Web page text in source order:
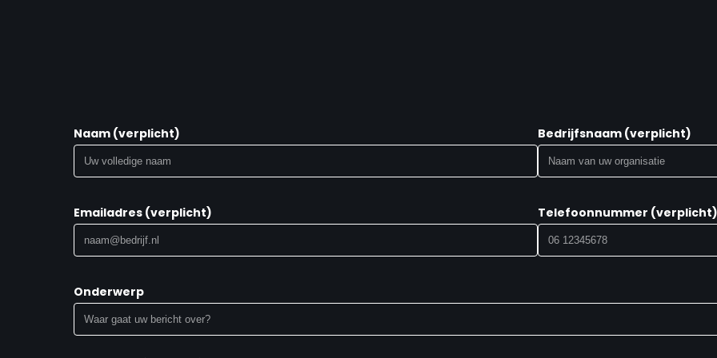
Naam (verplicht) Bedrijfsnaam (verplicht)
Emailadres (verplicht) Telefoonnummer (verplicht)
Onderwerp